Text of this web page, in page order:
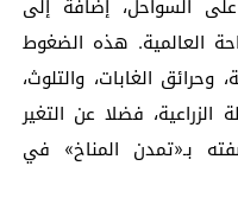
السواحل، إضافة إلى
العالمية. هذه الضغوط
الغابات، والتلوث،
فضلا عن التغير
بـ«تمدن المناخ» في